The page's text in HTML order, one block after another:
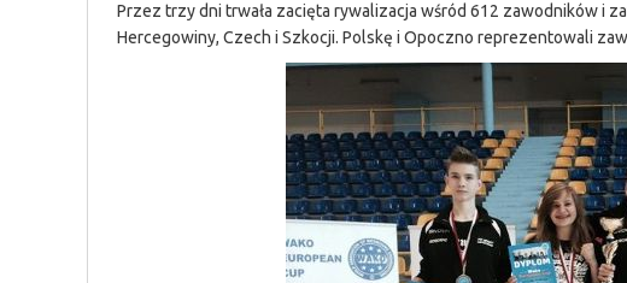
Przez trzy dni trwała zacięta rywalizacja wśród 612 zawodników i
Hercegowiny, Czech i Szkocji. Polskę i Opoczno reprezentowali